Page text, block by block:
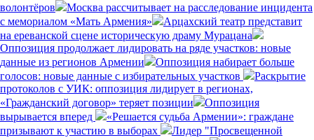
волонтёров
Москва рассчитывает на расследование инцидента
с мемориалом «Мать Армения»
Арцахский театр представит
на ереванской сцене историческую драму Мурацана
Оппозиция продолжает лидировать на ряде участков: новые
данные из регионов Армении
Оппозиция набирает больше
голосов: новые данные с избирательных участков
Раскрытие
протоколов с УИК: оппозиция лидирует в регионах,
«Гражданский договор» теряет позиции
Оппозиция
вырывается вперед
«Решается судьба Армении»: граждане
призывают к участию в выборах
Лидер "Просвещенной